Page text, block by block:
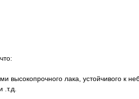
высокопрочного лака, устойчивого к